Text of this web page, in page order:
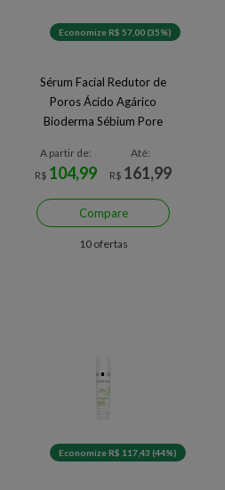
Economize R$ 57,00 (35%)
Sérum Facial Redutor de
Poros Ácido Agárico
Bioderma Sébium Pore
A partir de:
R$ 104,99
Até:
R$ 161,99
Compare
10 ofertas
Economize R$ 117,43 (44%)